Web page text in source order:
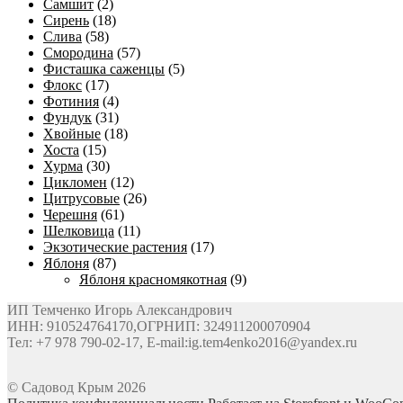
Самшит (2)
Сирень (18)
Слива (58)
Смородина (57)
Фисташка саженцы (5)
Флокс (17)
Фотиния (4)
Фундук (31)
Хвойные (18)
Хоста (15)
Хурма (30)
Цикломен (12)
Цитрусовые (26)
Черешня (61)
Шелковица (11)
Экзотические растения (17)
Яблоня (87)
Яблоня красномякотная (9)
ИП Темченко Игорь Александрович
ИНН: 910524764170,ОГРНИП: 324911200070904
Тел: +7 978 790-02-17, E-mail:ig.tem4enko2016@yandex.ru
© Садовод Крым 2026